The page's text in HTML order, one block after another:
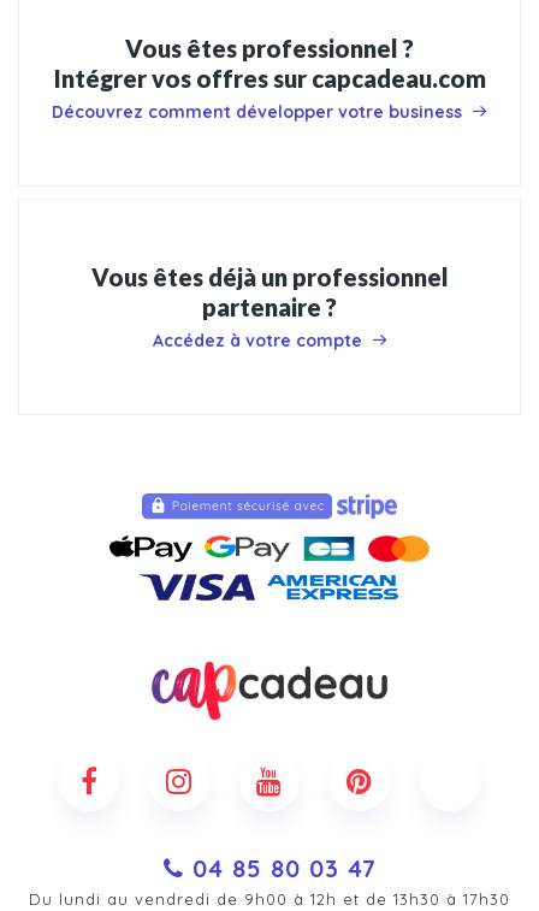
Vous êtes professionnel ?
Intégrer vos offres sur capcadeau.com
Découvrez comment développer votre business
Vous êtes déjà un professionnel
partenaire ?
Accédez à votre compte
04 85 80 03 47
Du lundi au vendredi de 9h00 à 12h et de 13h30 à 17h30